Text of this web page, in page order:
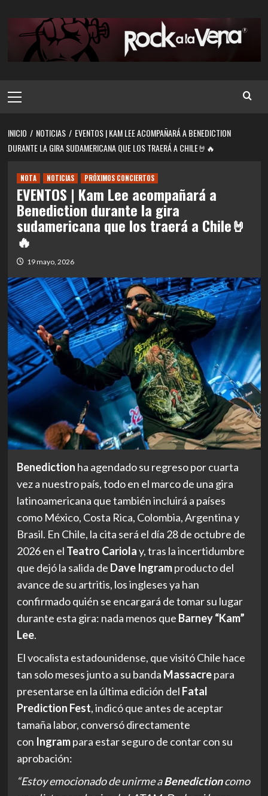
contenido
principal
INICIO NOTICIAS
EVENTOS | KAM LEE ACOMPAÑARÁ A BENEDICTION
DURANTE LA GIRA SUDAMERICANA QUE LOS TRAERÁ A CHILE🤘🔥
NOTA NOTICIAS PRÓXIMOS CONCIERTOS
EVENTOS | Kam Lee acompañará a
Benediction durante la gira
sudamericana que los traerá a Chile🤘
🔥
19 mayo, 2026
Benediction ha agendado su regreso por cuarta
vez a nuestro país, todo en el marco de una gira
latinoamericana que también incluirá a países
como México, Costa Rica, Colombia, Argentina y
Brasil. En Chile, la cita será el día 28 de octubre de
2026 en el Teatro Cariolay, tras la incertidumbre
que dejó la salida de Dave Ingramproducto del
avance de su artritis, los ingleses ya han
confirmado quién se encargará de tomar su lugar
durante esta gira: nada menos que Barney “Kam”
Lee.
El vocalista estadounidense, que visitó Chile hace
tan solo meses junto a su banda Massacrepara
presentarse en la última edición del Fatal
Prediction Fest, indicó que antes de aceptar
tamaña labor, conversó directamente
con Ingrampara estar seguro de contar con su
aprobación:
“Estoy emocionado de unirme aBenedictioncomo